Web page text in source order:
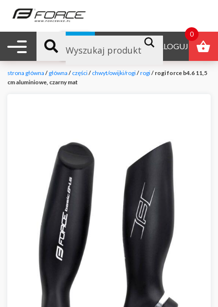
Nawigacja mobilna ZALOGUJ
B2B
strona główna / główna / części/ chwyt/owijki/rogi/rogi/ rogi force b4.6 11,5
cm aluminiowe, czarny mat
0